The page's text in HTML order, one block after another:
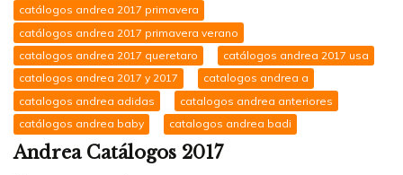
catálogos andrea 2017 primavera
catálogos andrea 2017 primavera verano
catalogos andrea 2017 queretaro
catálogos andrea 2017 usa
catalogos andrea 2017 y 2017
catalogos andrea a
catalogos andrea adidas
catalogos andrea anteriores
catálogos andrea baby
catalogos andrea badi
Andrea Catálogos 2017